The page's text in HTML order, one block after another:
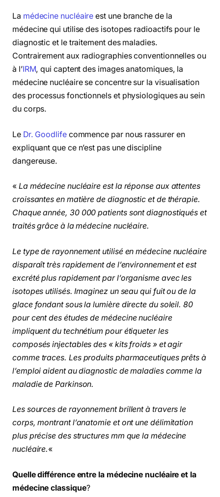
La médecine nucléaire est une branche de la
médecine qui utilise des isotopes radioactifs pour le
diagnostic et le traitement des maladies.
Contrairement aux radiographies conventionnelles ou
à l’IRM, qui captent des images anatomiques, la
médecine nucléaire se concentre sur la visualisation
des processus fonctionnels et physiologiques au sein
du corps.
Le Dr. Goodlife commence par nous rassurer en
expliquant que ce n’est pas une discipline
dangereuse.
« La médecine nucléaire est la réponse aux attentes
croissantes en matière de diagnostic et de thérapie.
Chaque année, 30 000 patients sont diagnostiqués et
traités grâce à la médecine nucléaire.
Le type de rayonnement utilisé en médecine nucléaire
disparaît très rapidement de l’environnement et est
excrété plus rapidement par l’organisme avec les
isotopes utilisés. Imaginez un seau qui fuit ou de la
glace fondant sous la lumière directe du soleil. 80
pour cent des études de médecine nucléaire
impliquent du technétium pour étiqueter les
composés injectables des « kits froids » et agir
comme traces. Les produits pharmaceutiques prêts à
l’emploi aident au diagnostic de maladies comme la
maladie de Parkinson.
Les sources de rayonnement brillent à travers le
corps, montrant l’anatomie et ont une délimitation
plus précise des structures mm que la médecine
nucléaire.«
Quelle différence entre la médecine nucléaire et la
médecine classique?